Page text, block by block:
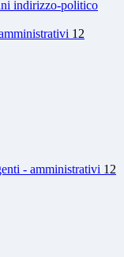
indirizzo-politico
12
- amministrativi 12